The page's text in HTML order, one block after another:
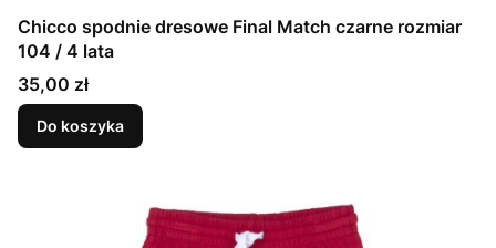
Chicco spodnie dresowe Final Match czarne rozmiar
104 / 4 lata
Cena
35,00 zł
Do koszyka